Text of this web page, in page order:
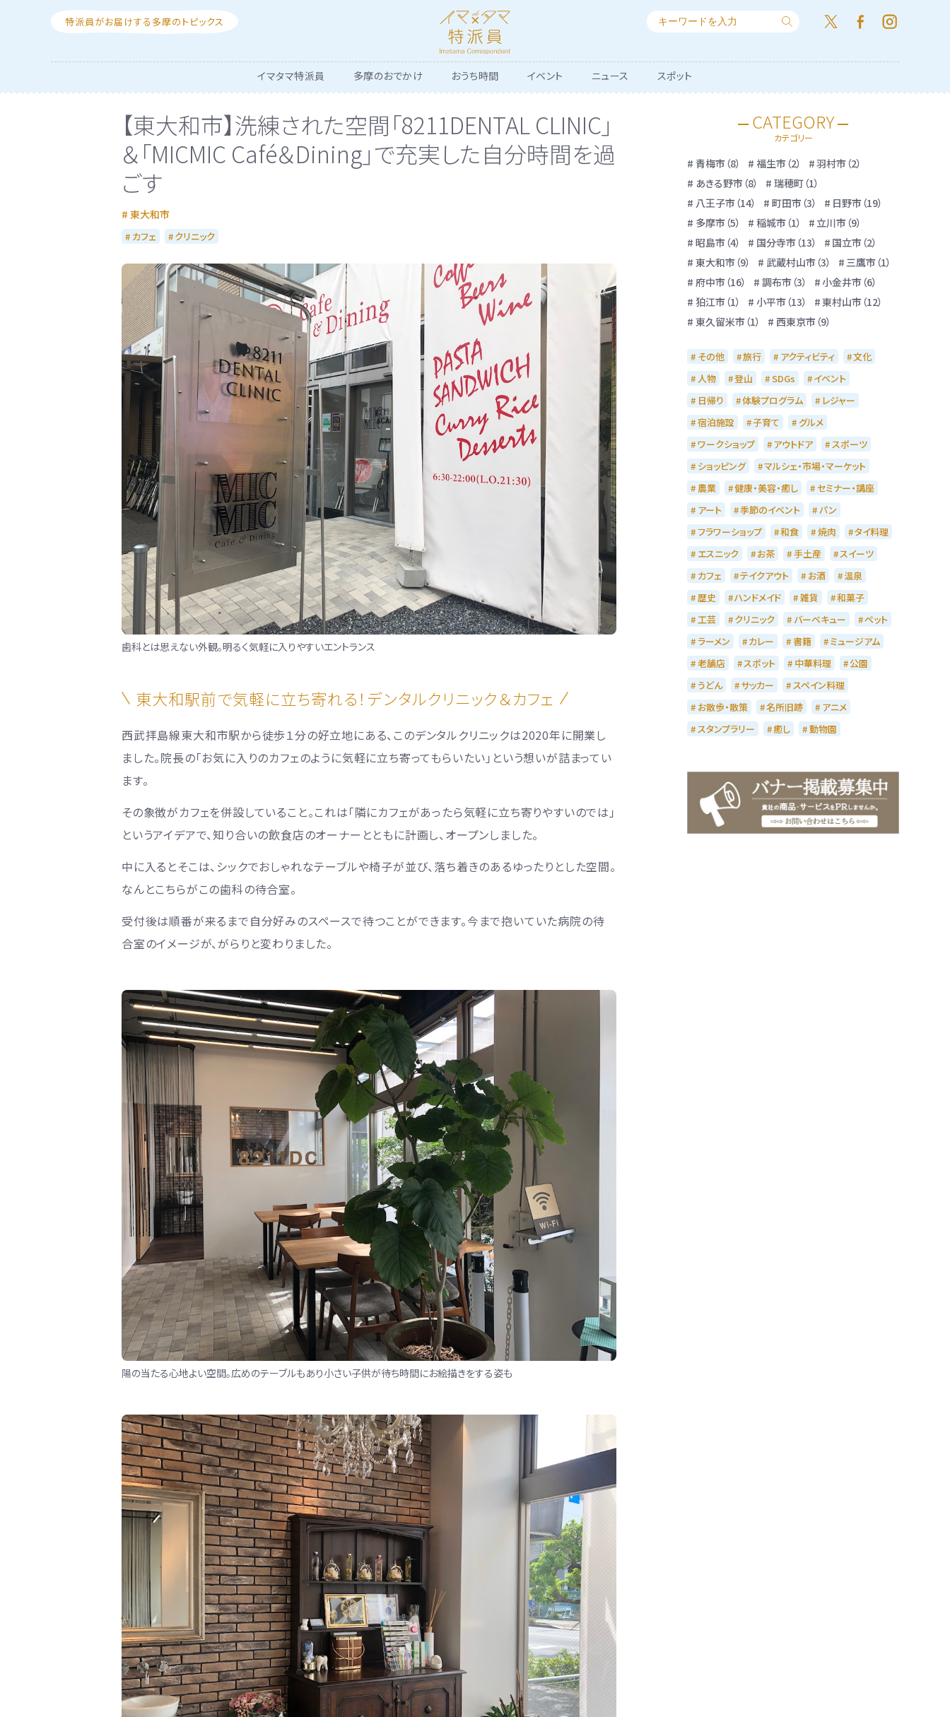
特派員がお届けする多摩のトピックス
イマタマ特派員 多摩のおでかけ おうち時間 イベント ニュース スポット
【東大和市】洗練された空間「8211DENTAL CLINIC」
＆「MICMIC Café＆Dining」で充実した自分時間を過
ごす
東大和市
カフェ クリニック
歯科とは思えない外観。明るく気軽に入りやすいエントランス
東大和駅前で気軽に立ち寄れる！デンタルクリニック＆カフェ
西武拝島線東大和市駅から徒歩１分の好立地にある、このデンタルクリニックは2020年に開業し
ました。院長の「お気に入りのカフェのように気軽に立ち寄ってもらいたい」という想いが詰まってい
ます。
その象徴がカフェを併設していること。これは「隣にカフェがあったら気軽に立ち寄りやすいのでは」
というアイデアで、知り合いの飲食店のオーナーとともに計画し、オープンしました。
中に入るとそこは、シックでおしゃれなテーブルや椅子が並び、落ち着きのあるゆったりとした空間。
なんとこちらがこの歯科の待合室。
受付後は順番が来るまで自分好みのスペースで待つことができます。今まで抱いていた病院の待
合室のイメージが、がらりと変わりました。
陽の当たる心地よい空間。広めのテーブルもあり小さい子供が待ち時間にお絵描きをする姿も
CATEGORY
カテゴリー
青梅市（8） 福生市（2）
羽村市（2）
あきる野市（8）
瑞穂町（1）
八王子市（14）
町田市（3）
日野市（19）
多摩市（5）
稲城市（1）
立川市（9）
昭島市（4）
国分寺市（13）
国立市（2）
東大和市（9）
武蔵村山市（3）
三鷹市（1）
府中市（16）
調布市（3）
小金井市（6）
狛江市（1）
小平市（13）
東村山市（12）
東久留米市（1）
西東京市（9）
その他 旅行 アクティビティ
文化
人物
登山 SDGs
イベント
日帰り
体験プログラム
レジャー
宿泊施設
子育て
グルメ
ワークショップ
アウトドア
スポーツ
ショッピング
マルシェ・市場・マーケット
農業
健康・美容・癒し
セミナー・講座
アート
季節のイベント
パン
フラワーショップ
和食 焼肉
タイ料理
エスニック
お茶 手土産
スイーツ
カフェ
テイクアウト お酒
温泉
歴史
ハンドメイド 雑貨
和菓子
工芸
クリニック バーベキュー
ペット
ラーメン
カレー 書籍
ミュージアム
老舗店
スポット 中華料理
公園
うどん
サッカー
スペイン料理
お散歩・散策
名所旧跡
アニメ
スタンプラリー
癒し 動物園